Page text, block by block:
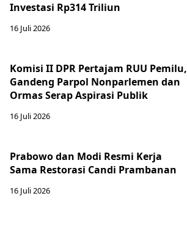
Investasi Rp314 Triliun
16 Juli 2026
Komisi II DPR Pertajam RUU Pemilu,
Gandeng Parpol Nonparlemen dan
Ormas Serap Aspirasi Publik
16 Juli 2026
Prabowo dan Modi Resmi Kerja
Sama Restorasi Candi Prambanan
16 Juli 2026